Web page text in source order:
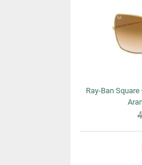
Ray-Ban